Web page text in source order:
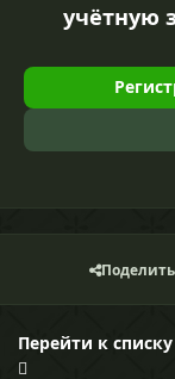
учётную
Перейти к